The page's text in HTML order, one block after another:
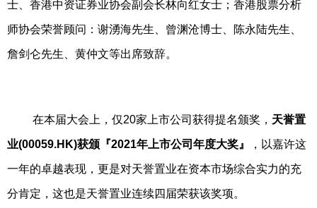
士、香港中资证券业协会副会长林向红女士；香港股票分析
师协会荣誉顾问：谢湧海先生、曾渊沧博士、陈永陆先生、
詹剑仑先生、黄仲文等出席致辞。
在本届大会上，仅20家上市公司获得提名颁奖， 天誉置
业(00059.HK)获颁『2021年上市公司年度大奖』 ，以嘉许这
一年的卓越表现，更是对天誉置业在资本市场综合实力的充
分肯定，这也是天誉置业连续四届荣获该奖项。